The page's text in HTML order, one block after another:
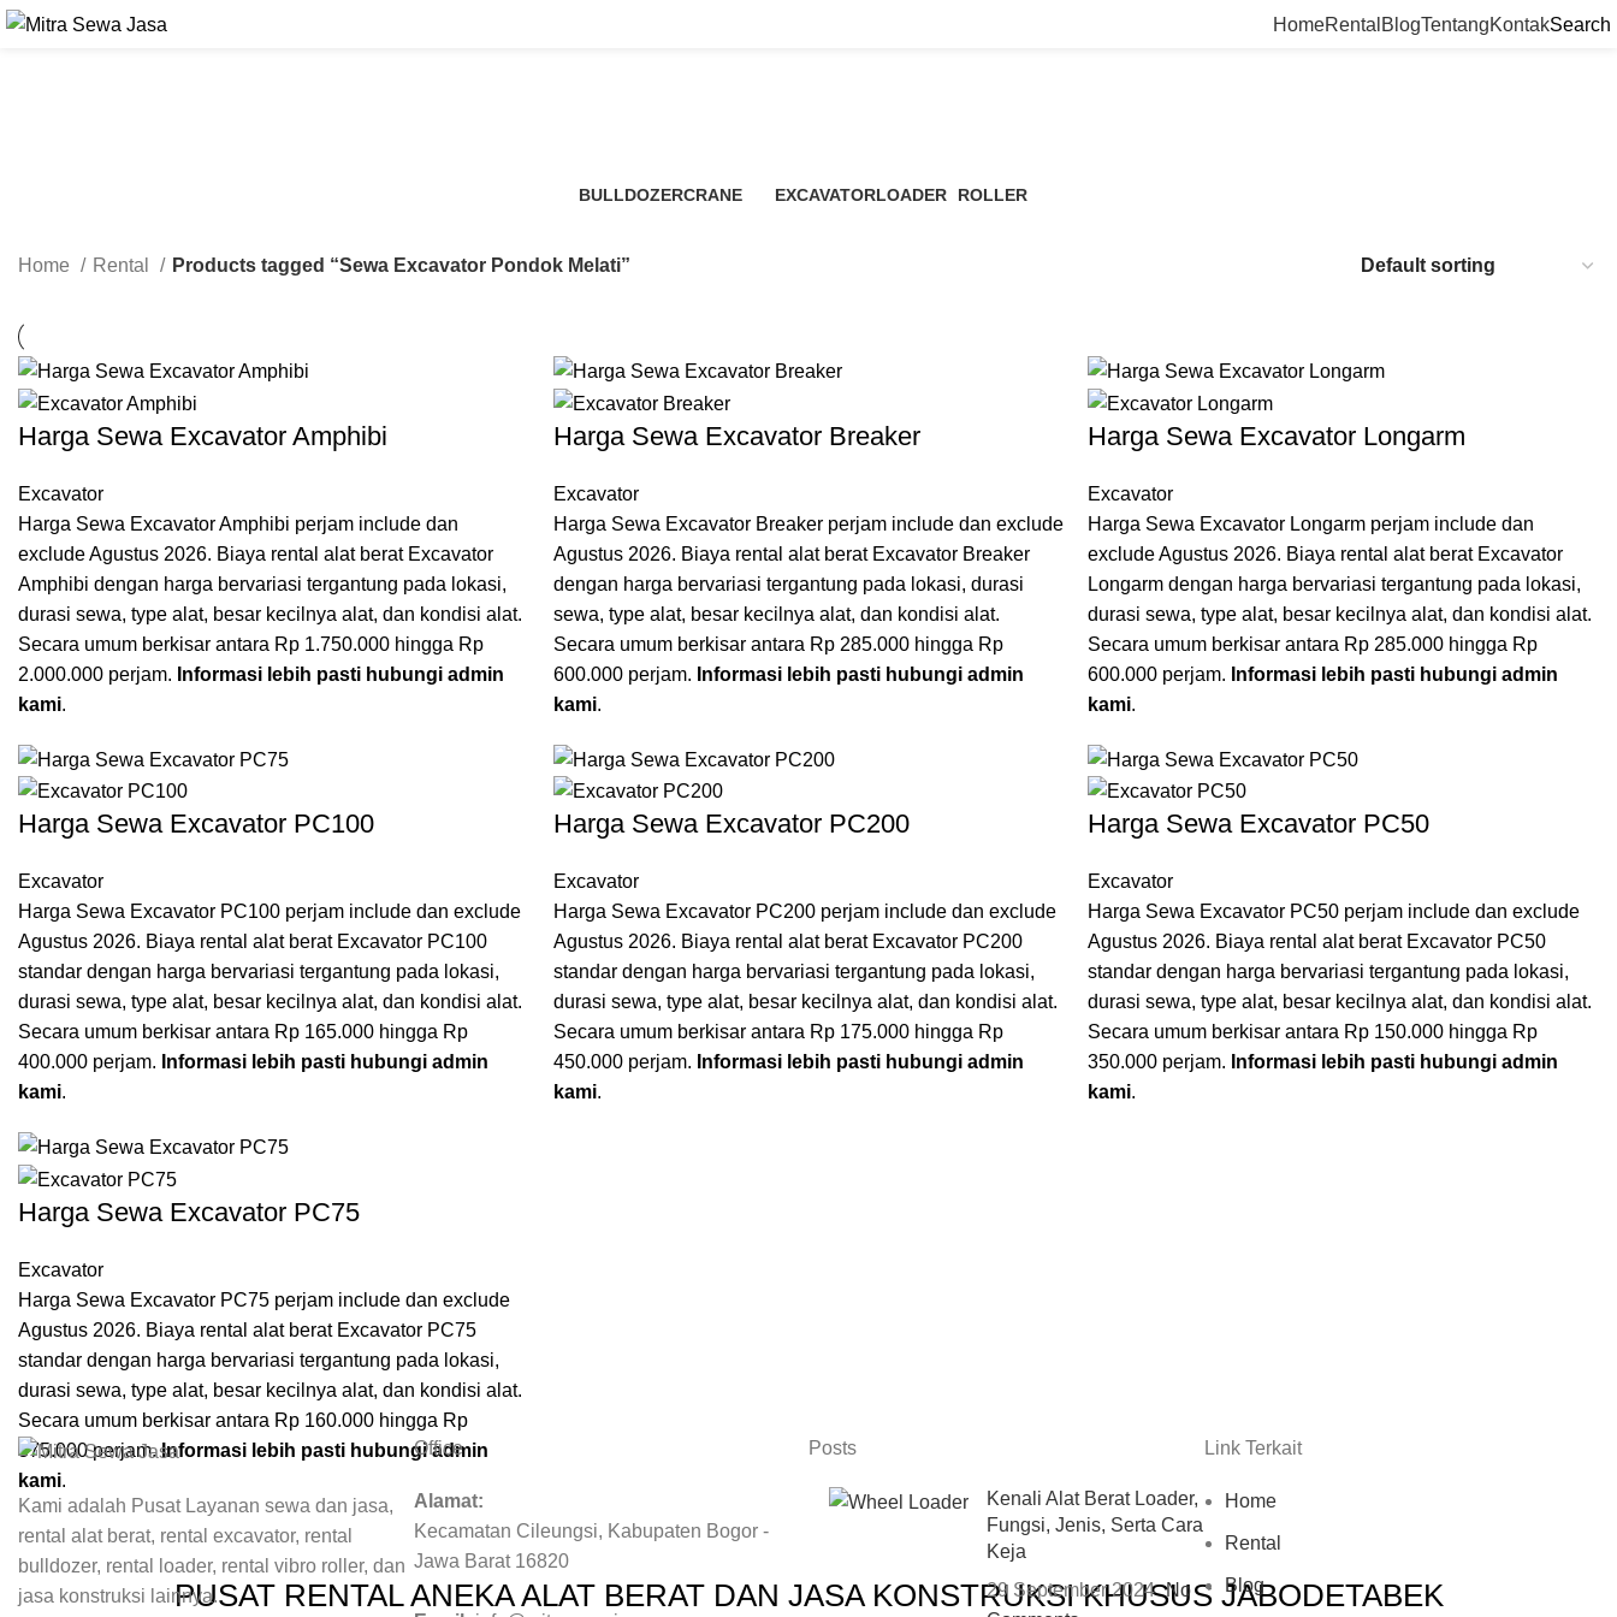
HomeRental BlogTentangKontakSearch
BULLDOZERCRANE
EXCAVATORLOADER
ROLLER
Home Rental Products tagged “Sewa Excavator Pondok Melati”
Harga Sewa Excavator Amphibi
Excavator
Harga Sewa Excavator Amphibi perjam include dan
exclude Agustus 2026. Biaya rental alat berat Excavator
Amphibi dengan harga bervariasi tergantung pada lokasi,
durasi sewa, type alat, besar kecilnya alat, dan kondisi alat.
Secara umum berkisar antara Rp 1.750.000 hingga Rp
2.000.000 perjam. Informasi lebih pasti hubungi admin
kami.
Harga Sewa Excavator Breaker
Excavator
Harga Sewa Excavator Breaker perjam include dan exclude
Agustus 2026. Biaya rental alat berat Excavator Breaker
dengan harga bervariasi tergantung pada lokasi, durasi
sewa, type alat, besar kecilnya alat, dan kondisi alat.
Secara umum berkisar antara Rp 285.000 hingga Rp
600.000 perjam. Informasi lebih pasti hubungi admin
kami.
Harga Sewa Excavator Longarm
Excavator
Harga Sewa Excavator Longarm perjam include dan
exclude Agustus 2026. Biaya rental alat berat Excavator
Longarm dengan harga bervariasi tergantung pada lokasi,
durasi sewa, type alat, besar kecilnya alat, dan kondisi alat.
Secara umum berkisar antara Rp 285.000 hingga Rp
600.000 perjam. Informasi lebih pasti hubungi admin
kami.
Harga Sewa Excavator PC100
Excavator
Harga Sewa Excavator PC100 perjam include dan exclude
Agustus 2026. Biaya rental alat berat Excavator PC100
standar dengan harga bervariasi tergantung pada lokasi,
durasi sewa, type alat, besar kecilnya alat, dan kondisi alat.
Secara umum berkisar antara Rp 165.000 hingga Rp
400.000 perjam. Informasi lebih pasti hubungi admin
kami.
Harga Sewa Excavator PC200
Excavator
Harga Sewa Excavator PC200 perjam include dan exclude
Agustus 2026. Biaya rental alat berat Excavator PC200
standar dengan harga bervariasi tergantung pada lokasi,
durasi sewa, type alat, besar kecilnya alat, dan kondisi alat.
Secara umum berkisar antara Rp 175.000 hingga Rp
450.000 perjam. Informasi lebih pasti hubungi admin
kami.
Harga Sewa Excavator PC50
Excavator
Harga Sewa Excavator PC50 perjam include dan exclude
Agustus 2026. Biaya rental alat berat Excavator PC50
standar dengan harga bervariasi tergantung pada lokasi,
durasi sewa, type alat, besar kecilnya alat, dan kondisi alat.
Secara umum berkisar antara Rp 150.000 hingga Rp
350.000 perjam. Informasi lebih pasti hubungi admin
kami.
Harga Sewa Excavator PC75
Excavator
Harga Sewa Excavator PC75 perjam include dan exclude
Agustus 2026. Biaya rental alat berat Excavator PC75
standar dengan harga bervariasi tergantung pada lokasi,
durasi sewa, type alat, besar kecilnya alat, dan kondisi alat.
Secara umum berkisar antara Rp 160.000 hingga Rp
375.000 perjam.Informasi lebih pasti hubungi admin
kami.
PUSAT RENTAL ANEKA ALAT BERAT DAN JASA KONSTRUKSI KHUSUS JABODETABEK
Kami adalah Pusat Layanan sewa dan jasa,
rental alat berat, rental excavator, rental
bulldozer, rental loader, rental vibro roller, dan
jasa konstruksi lainnya.
Office
Alamat:
Kecamatan Cileungsi, Kabupaten Bogor -
Jawa Barat 16820
Posts
Kenali Alat Berat Loader,
Fungsi, Jenis, Serta Cara
Keja
29 September 2024 No
Link Terkait
Home
Rental
Blog